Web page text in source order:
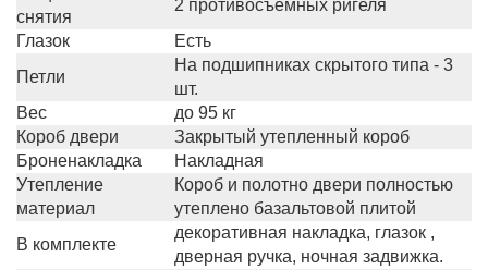
снятия
2 противосъемных ригеля
Глазок
Есть
Петли
На подшипниках скрытого типа - 3
шт.
Вес
до 95 кг
Короб двери
Закрытый утепленный короб
Броненакладка
Накладная
Утепление
материал
Короб и полотно двери полностью
утеплено базальтовой плитой
В комплекте
декоративная накладка, глазок ,
дверная ручка, ночная задвижка.